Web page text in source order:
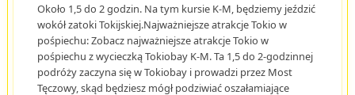
Około 1,5 do 2 godzin. Na tym kursie K-M, będziemy jeździć
wokół zatoki Tokijskiej.Najważniejsze atrakcje Tokio w
pośpiechu: Zobacz najważniejsze atrakcje Tokio w
pośpiechu z wycieczką Tokiobay K-M. Ta 1,5 do 2-godzinnej
podróży zaczyna się w Tokiobay i prowadzi przez Most
Tęczowy, skąd będziesz mógł podziwiać oszałamiające